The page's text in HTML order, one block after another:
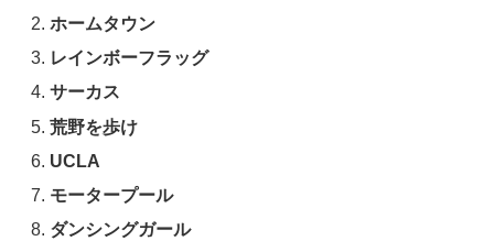
ホームタウン
レインボーフラッグ
サーカス
荒野を歩け
UCLA
モータープール
ダンシングガール